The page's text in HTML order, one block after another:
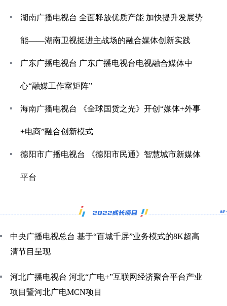
湖南广播电视台 全面释放优质产能 加快提升发展势
能——湖南卫视挺进主战场的融合媒体创新实践
广东广播电视台 广东广播电视台电视融合媒体中
心“融媒工作室矩阵”
海南广播电视台 《全球国货之光》开创“媒体+外事
+电商”融合创新模式
德阳市广播电视台 《德阳市民通》智慧城市新媒体
平台
中央广播电视总台 基于“百城千屏”业务模式的8K超高
清节目呈现
河北广播电视台 河北“广电+”互联网经济聚合平台产业
项目暨河北广电MCN项目